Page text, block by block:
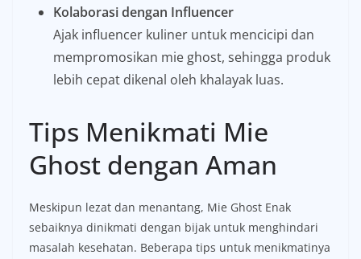
Kolaborasi dengan Influencer
Ajak influencer kuliner untuk mencicipi dan
mempromosikan mie ghost, sehingga produk
lebih cepat dikenal oleh khalayak luas.
Tips Menikmati Mie
Ghost dengan Aman
Meskipun lezat dan menantang, Mie Ghost Enak
sebaiknya dinikmati dengan bijak untuk menghindari
masalah kesehatan. Beberapa tips untuk menikmatinya